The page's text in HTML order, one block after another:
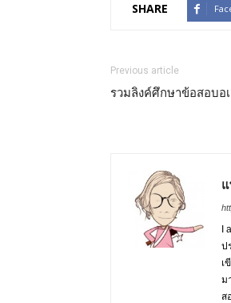
SHARE
Previous article
รวมลิงค์ศึกษาข้อสอบอ
I
ป
เ
ม
ส